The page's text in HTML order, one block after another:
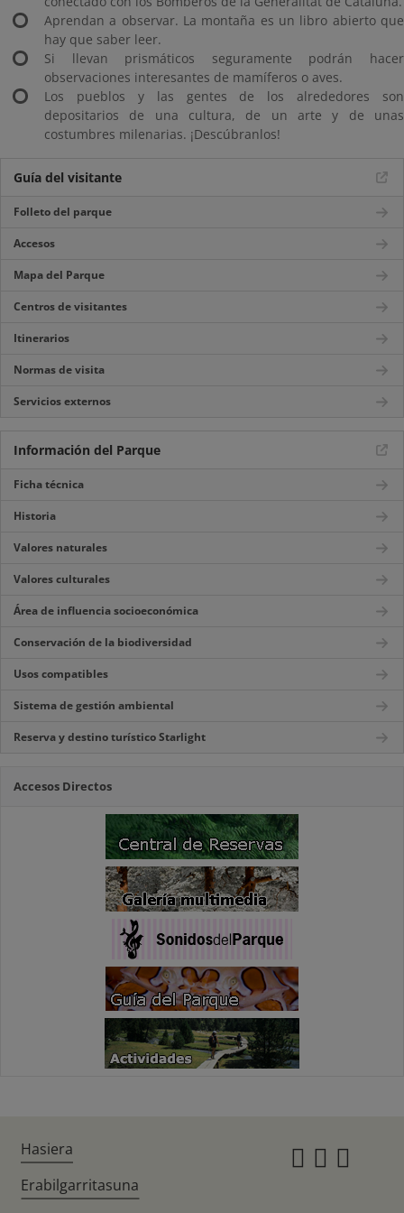
Aprendan a observar. La montaña es un libro abierto que
hay que saber leer.
Si llevan prismáticos seguramente podrán hacer
observaciones interesantes de mamíferos o aves.
Los pueblos y las gentes de los alrededores son
depositarios de una cultura, de un arte y de unas
costumbres milenarias. ¡Descúbranlos!
Guía del visitante
Folleto del parque
Accesos
Mapa del Parque
Centros de visitantes
Itinerarios
Normas de visita
Servicios externos
Información del Parque
Ficha técnica
Historia
Valores naturales
Valores culturales
Área de influencia socioeconómica
Conservación de la biodiversidad
Usos compatibles
Sistema de gestión ambiental
Reserva y destino turístico Starlight
Accesos Directos
Hasiera
Erabilgarritasuna